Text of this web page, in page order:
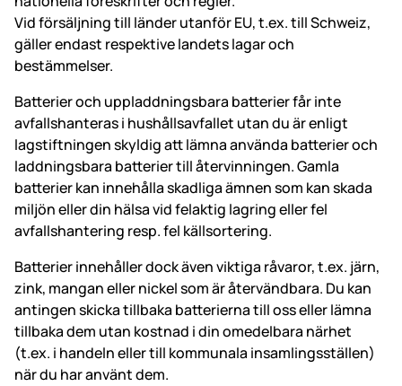
Vid försäljning till länder utanför EU, t.ex. till Schweiz,
gäller endast respektive landets lagar och
bestämmelser.
Batterier och uppladdningsbara batterier får inte
avfallshanteras i hushållsavfallet utan du är enligt
lagstiftningen skyldig att lämna använda batterier och
laddningsbara batterier till återvinningen. Gamla
batterier kan innehålla skadliga ämnen som kan skada
miljön eller din hälsa vid felaktig lagring eller fel
avfallshantering resp. fel källsortering.
Batterier innehåller dock även viktiga råvaror, t.ex. järn,
zink, mangan eller nickel som är återvändbara. Du kan
antingen skicka tillbaka batterierna till oss eller lämna
tillbaka dem utan kostnad i din omedelbara närhet
(t.ex. i handeln eller till kommunala insamlingsställen)
när du har använt dem.